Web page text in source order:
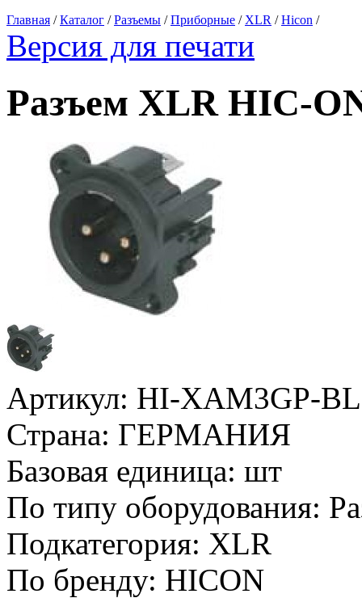
Главная /Каталог /Разъемы /Приборные / XLR /Hicon /
Версия для печати
Разъем XLR HIC-
Артикул: HI-XAM3GP-
Страна: ГЕРМАНИЯ
Базовая единица: шт
По типу оборудования:
Подкатегория: XLR
По бренду: HICON